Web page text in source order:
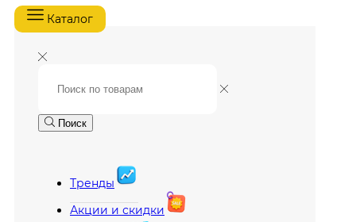
Каталог
Поиск
Тренды
Акции и скидки